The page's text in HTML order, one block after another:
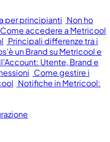
per principianti Non ho
Come accedere a Metricool
Principali differenze tra i
un Brand su Metricool e
Utente, Brand e
Come gestire i
Notifiche in Metricool: